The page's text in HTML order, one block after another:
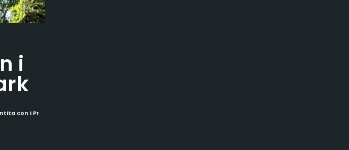
i
al Bol d'Air Park